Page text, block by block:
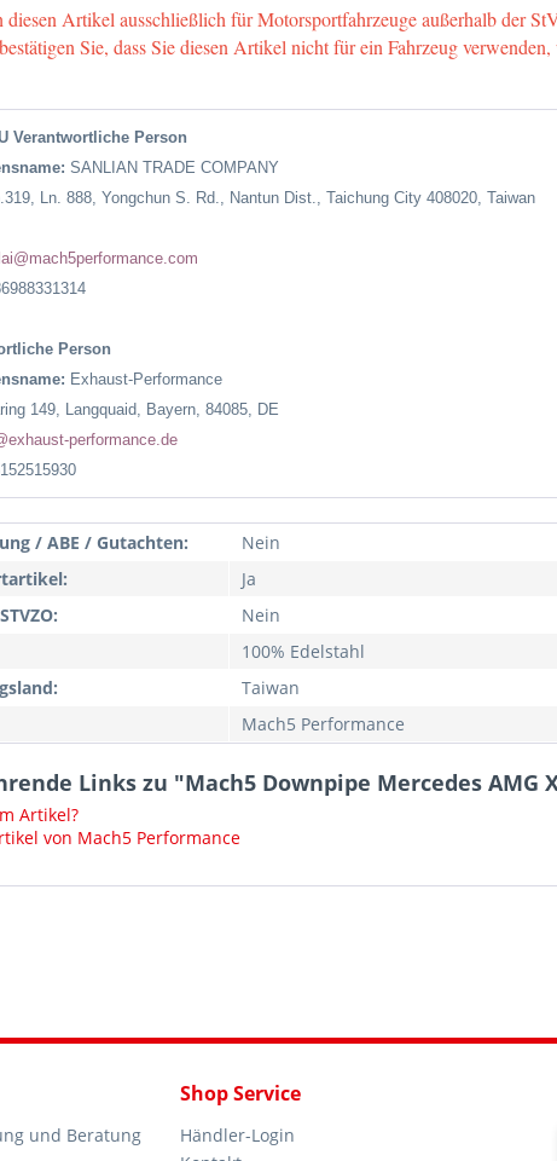
diesen Artikel ausschließlich für Motorsportfahrzeuge außerhalb der
Sie, dass Sie diesen Artikel nicht für ein Fahrzeug
Verantwortliche Person
SANLIAN TRADE COMPANY
Ln. 888, Yongchun S. Rd., Nantun Dist., Taichung City 408020, Taiwan
Person
Exhaust-Performance
149, Langquaid, Bayern, 84085, DE
performance.de
/ ABE / Gutachten:
Nein
Ja
Nein
100% Edelstahl
Taiwan
Mach5 Performance
Links zu "Mach5 Downpipe Mercedes AMG
Artikel?
von Mach5 Performance
und Beratung
Shop Service
Händler-Login